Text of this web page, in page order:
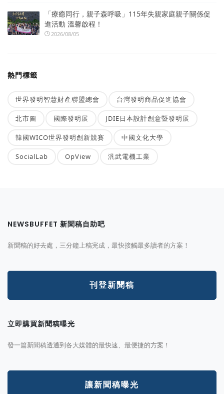
「療癒同行，親子森呼吸」115年失親家庭親子關係促
進活動 溫馨啟程！
2026/08/05
熱門標籤
世界發明智慧財產聯盟總會 台灣發明商品促進協會
北市圖 國際發明展 JDIE日本設計創意暨發明展
韓國WICO世界發明創新競賽 中國文化大學
SocialLab OpView 汎武電機工業
NEWSBUFFET 新聞稿自助吧
新聞稿的好去處，三分鐘上稿完成，最快接觸最多讀者的方案！
刊登新聞稿
立即購買新聞稿曝光
發一篇新聞稿透通到各大媒體的最快速、最便捷的方案！
讓新聞稿曝光